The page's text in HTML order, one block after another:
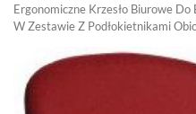
Ergonomiczne Krzesło Biurowe
W Zestawie Z Podłokietnikami